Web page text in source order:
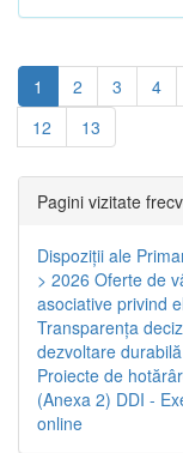
1 2 3 4
12
13
Pagini vizitate
Dispoziţii ale
> 2026 Oferte de
asociative privind
Transparenţa
dezvoltare durabilă
Proiecte de
(Anexa 2) DDI -
online